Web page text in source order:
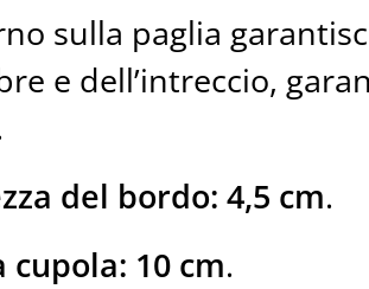
sulla paglia
e dell’intreccio,
del bordo: 4,5 cm.
cupola: 10 cm.